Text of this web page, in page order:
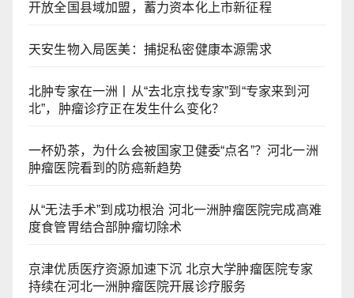
开放全国县域加盟，蓄力资本化上市新征程
天安生物入局医美：捕捉私密健康本源需求
北肿专家在一洲丨从“去北京找专家”到“专家来到河
北”，肿瘤诊疗正在发生什么变化？
一杯奶茶，为什么会被国家卫健委“点名”？河北一洲
肿瘤医院看到的防癌新趋势
从“无法手术”到成功根治 河北一洲肿瘤医院完成高难
度食管胃结合部肿瘤切除术
京津优质医疗资源加速下沉 北京大学肿瘤医院专家
持续在河北一洲肿瘤医院开展诊疗服务